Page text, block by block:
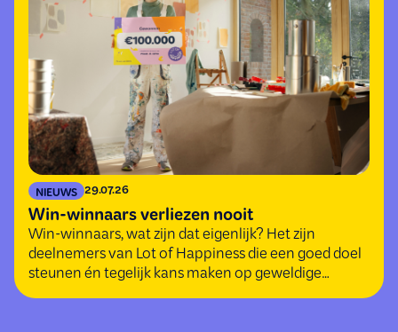
NIEUWS 29.07.26
Win-winnaars verliezen nooit
Win-winnaars, wat zijn dat eigenlijk? Het zijn
deelnemers van Lot of Happiness die een goed doel
steunen én tegelijk kans maken op geweldige
(geld)prijzen.